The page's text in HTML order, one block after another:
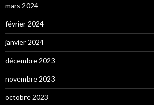
mars 2024
février 2024
janvier 2024
décembre 2023
novembre 2023
octobre 2023